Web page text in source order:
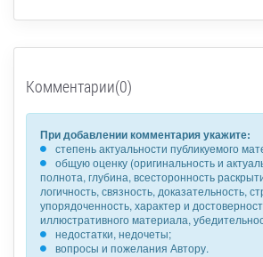
Комментарии(0)
При добавлении комментария укажите:
степень актуальности публикуемого
общую оценку (оригинальность и
полнота, глубина, всесторонность
логичность, связность, доказательность,
упорядоченность, характер и
иллюстративного материала,
недостатки, недочеты;
вопросы и пожелания Автору.